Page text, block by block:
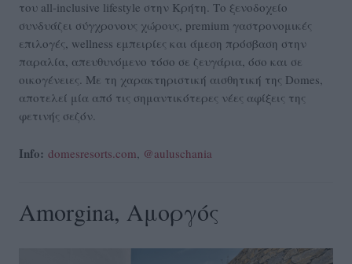
του all-inclusive lifestyle στην Κρήτη. Το ξενοδοχείο
συνδυάζει σύγχρονους χώρους, premium γαστρονομικές
επιλογές, wellness εμπειρίες και άμεση πρόσβαση στην
παραλία, απευθυνόμενο τόσο σε ζευγάρια, όσο και σε
οικογένειες. Με τη χαρακτηριστική αισθητική της Domes,
αποτελεί μία από τις σημαντικότερες νέες αφίξεις της
φετινής σεζόν.
Info: domesresorts.com @auluschania
Amorgina, Αμοργός